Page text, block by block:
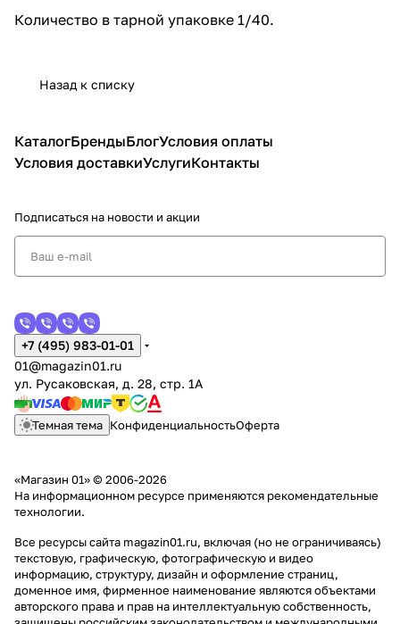
Количество в тарной упаковке 1/40.
Назад к списку
КаталогБрендыБлогУсловия оплаты
Условия доставкиУслугиКонтакты
Подписаться на новости и акции
+7 (495) 983-01-01
01@magazin01.ru
ул. Русаковская, д. 28, стр. 1А
Темная тема КонфиденциальностьОферта
«Магазин 01» © 2006-2026
На информационном ресурсе применяются рекомендательные
технологии.
Все ресурсы сайта magazin01.ru, включая (но не ограничиваясь)
текстовую, графическую, фотографическую и видео
информацию, структуру, дизайн и оформление страниц,
доменное имя, фирменное наименование являются объектами
авторского права и прав на интеллектуальную собственность,